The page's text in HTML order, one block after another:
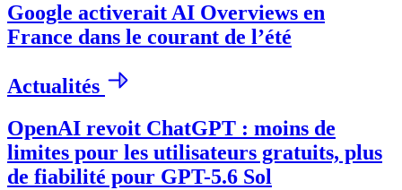
Google activerait AI Overviews en
France dans le courant de l’été
Actualités
OpenAI revoit ChatGPT : moins de
limites pour les utilisateurs gratuits, plus
de fiabilité pour GPT-5.6 Sol